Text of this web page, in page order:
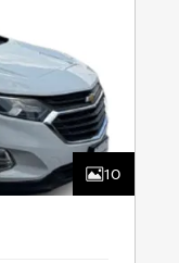
10